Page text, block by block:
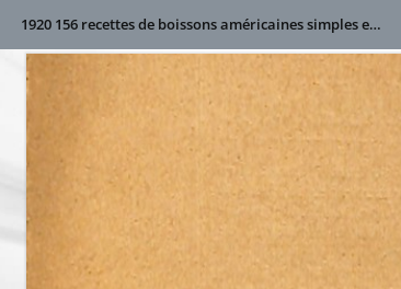
1920 156 recettes de boissons américaines simples et faciles à préparer chez soi